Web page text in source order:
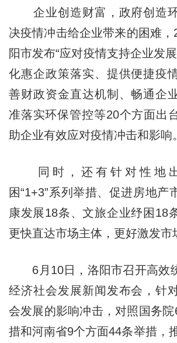
企业创造财富，政府创造
决疫情冲击给企业带来的困难
阳市发布“应对疫情支持企业发
化惠企政策落实、提供便捷疫
善财政资金直达机制、畅通企
准落实环保管控等20个方面出
助企业有效应对疫情冲击和影响。
同时，还有针对性地
困“1+3”系列举措、促进房地产
康发展18条、文旅企业纾困18
更快直达市场主体，更好激发市
6月10日，洛阳市召开高效
经济社会发展新闻发布会，针
会发展的影响冲击，对照国务
措和河南省9个方面44条举措，